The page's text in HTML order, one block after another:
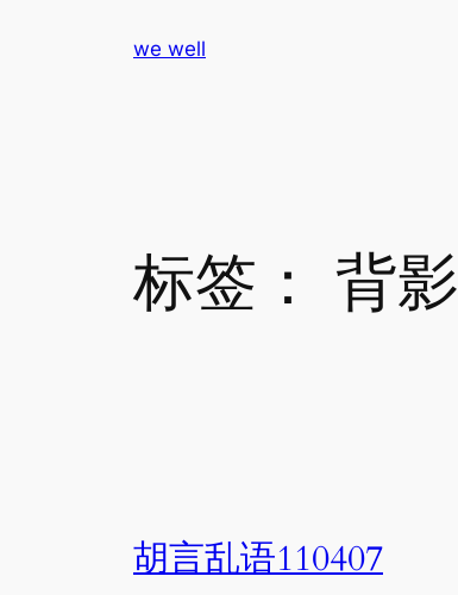
we well
标签： 背影
胡言乱语110407